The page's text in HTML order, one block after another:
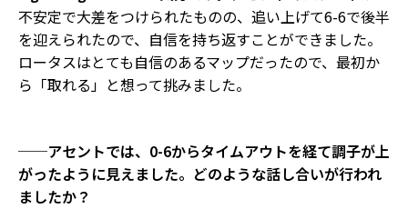
不安定で大差をつけられたものの、追い上げて6-6で後半
を迎えられたので、自信を持ち返すことができました。
ロータスはとても自信のあるマップだったので、最初か
ら「取れる」と想って挑みました。
──アセントでは、0-6からタイムアウトを経て調子が上
がったように見えました。どのような話し合いが行われ
ましたか？